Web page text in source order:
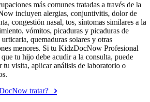
más comunes tratadas a través de la
incluyen alergias, conjuntivitis, dolor de
congestión nasal, tos, síntomas similares a la
vómitos, picaduras y picaduras de
quemaduras solares y otras
menores. Si tu KidzDocNow Profesional
tu hijo debe acudir a la consulta, puede
tu visita, aplicar análisis de laboratorio o
tratar?